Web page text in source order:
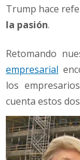
Trump hace
la pasión.
Retomando
empresarial
los
cuenta estos